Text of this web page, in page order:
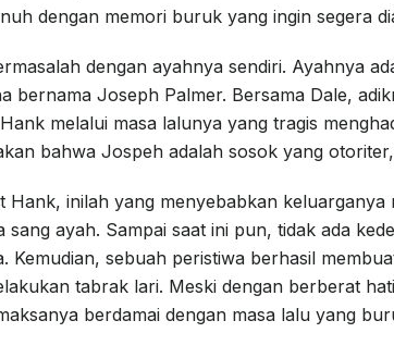
dengan memori buruk yang ingin segera
dengan ayahnya sendiri. Ayahnya
bernama Joseph Palmer. Bersama Dale,
melalui masa lalunya yang tragis
bahwa Jospeh adalah sosok yang
Hank, inilah yang menyebabkan
sang ayah. Sampai saat ini pun, tidak ada
Kemudian, sebuah peristiwa berhasil
tabrak lari. Meski dengan berberat
berdamai dengan masa lalu yang